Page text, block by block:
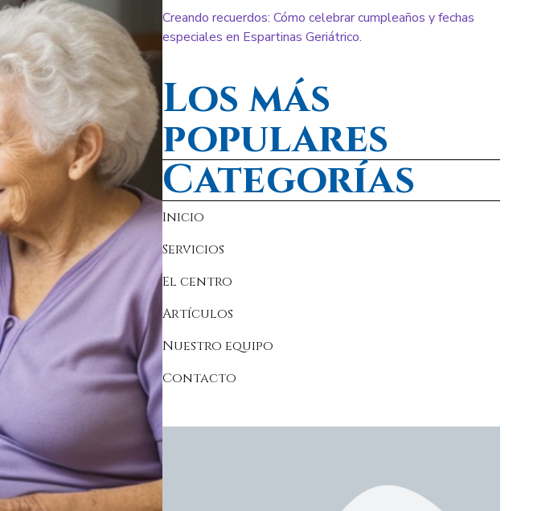
Creando recuerdos: Cómo celebrar cumpleaños y fechas
especiales en Espartinas Geriátrico.
Los más
populares
Categorías
Inicio
Servicios
El centro
Artículos
Nuestro equipo
Contacto